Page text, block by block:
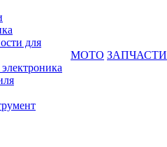
для
МОТО ЗАПЧАСТИ